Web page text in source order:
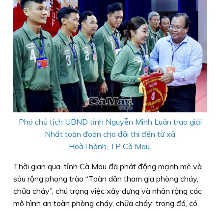
Phó chủ tịch UBND tỉnh Nguyễn Minh Luân trao giải
Nhất toàn đoàn cho đội thi đến từ xã
HoàThành, TP Cà Mau.
Thời gian qua, tỉnh Cà Mau đã phát động mạnh mẽ và
sâu rộng phong trào “Toàn dân tham gia phòng cháy,
chữa cháy”, chú trọng việc xây dựng và nhân rộng các
mô hình an toàn phòng cháy, chữa cháy; trong đó, có